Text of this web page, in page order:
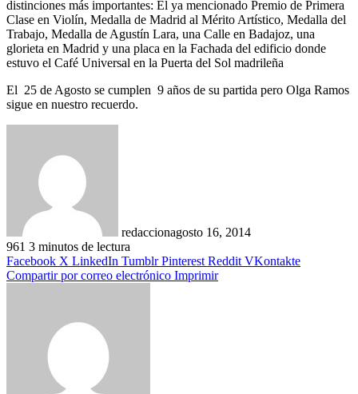
distinciones más importantes: El ya mencionado Premio de Primera
Clase en Violín, Medalla de Madrid al Mérito Artístico, Medalla del
Trabajo, Medalla de Agustín Lara, una Calle en Badajoz, una
glorieta en Madrid y una placa en la Fachada del edificio donde
estuvo el Café Universal en la Puerta del Sol madrileña
El 25 de Agosto se cumplen 9 años de su partida pero Olga Ramos
sigue en nuestro recuerdo.
redaccionagosto 16, 2014
961 3 minutos de lectura
Facebook X LinkedIn Tumblr Pinterest Reddit VKontakte
Compartir por correo electrónico Imprimir